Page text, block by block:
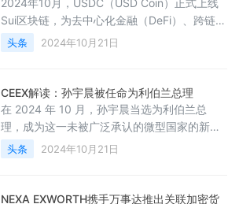
谣言的来龙去脉“0元购”谣言最初源于对美国部
分州法律的误读，尤其是
2024年10月，USDC（USD Coin）正式上线
Sui区块链，为去中心化金融（DeFi）、跨链互
操作性以及去中心化应用（dApps）的发展开
辟了新天地。作为全球市值第二大的稳定币，
链世界中最稳定且流行的数字资产之一。通过
这一整合，Sui区块链大大增强了其生态系统的
流动性与稳定性，为开发者和用户带来了巨大
的创新机会，同时也面临新的挑战。CEEX将深
头条 2024年10月21日
CEEX解读：孙宇晨被任命为利伯兰总理
在 2024 年 10 月，孙宇晨当选为利伯兰总
理，成为这一未被广泛承认的微型国家的新任
领导人。这一事件不仅引发了全球对利伯兰的
关注，也将自由主义、小政府理论以及区块链
度。作为 TRON 区块链的创始人，孙宇晨此举
头条 2024年10月21日
NEXA EXWORTH携手万事达推出关联加密货